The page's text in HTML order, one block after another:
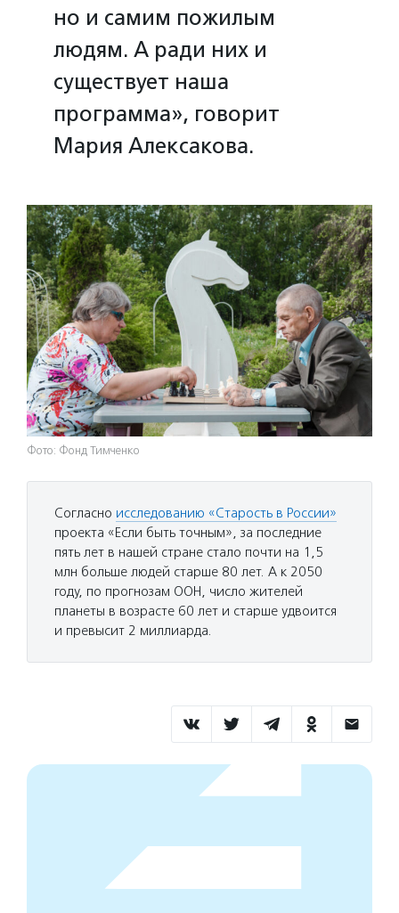
но и самим пожилым
людям. А ради них и
существует наша
программа», говорит
Мария Алексакова.
Фото: Фонд Тимченко
Согласно исследованию «Старость в России»
проекта «Если быть точным», за последние
пять лет в нашей стране стало почти на 1,5
млн больше людей старше 80 лет. А к 2050
году, по прогнозам ООН, число жителей
планеты в возрасте 60 лет и старше удвоится
и превысит 2 миллиарда.